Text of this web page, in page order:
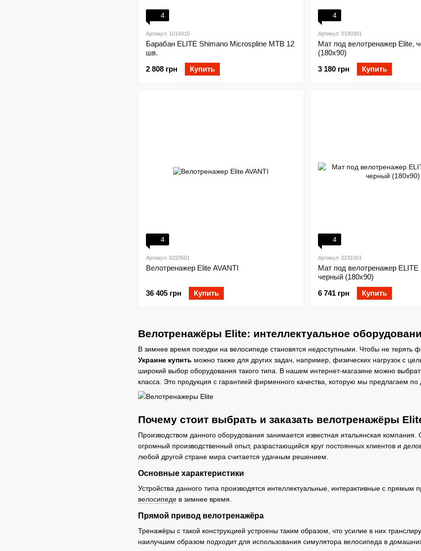
Велотренажёры Elite: интеллектуальное
В зимнее время поездки на велосипеде становятся недоступными. Чтобы не терять
Украине купить можно также для других задач, например, физических нагрузок с
широкий выбор оборудования такого типа. В нашем интернет-магазине можно
класса. Это продукция с гарантией фирменного качества, которую мы предлагаем по
Почему стоит выбрать и заказать велотренажёры
Производством данного оборудования занимается известная итальянская
огромный производственный опыт, разрастающийся круг постоянных клиентов и
любой другой стране мира считается удачным решением.
Основные характеристики
Устройства данного типа производятся интеллектуальные, интерактивные с
велосипеде в зимнее время.
Прямой привод велотренажёра
Тренажёры с такой конструкцией устроены таким образом, что усилие в них
наилучшим образом подходит для использования симулятора велосипеда в
4
Артикул: 1014315
Барабан ELITE Shimano Microspline MTB 12
шв.
2 808 грн
Купить
4
Артикул: 0190301
Мат под велотренажер Elite,
(180х90)
3 180 грн
Купить
4
Артикул: 0220501
Велотренажер Elite AVANTI
36 405 грн Купить
4
Артикул: 0231001
Мат под велотренажер ELITE
черный (180х90)
6 741 грн
Купить